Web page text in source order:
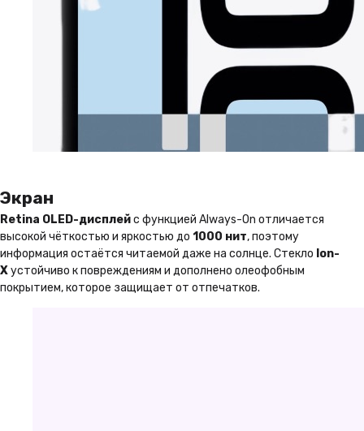
Экран
Retina OLED-дисплейс функцией Always-On отличается
высокой чёткостью и яркостью до 1000 нит, поэтому
информация остаётся читаемой даже на солнце. Стекло Ion-
Xустойчиво к повреждениям и дополнено олеофобным
покрытием, которое защищает от отпечатков.